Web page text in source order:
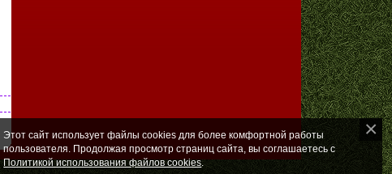
Этот сайт использует файлы cookies для более комфортной работы
пользователя. Продолжая просмотр страниц сайта, вы соглашаетесь с
Политикой использования файлов cookies.